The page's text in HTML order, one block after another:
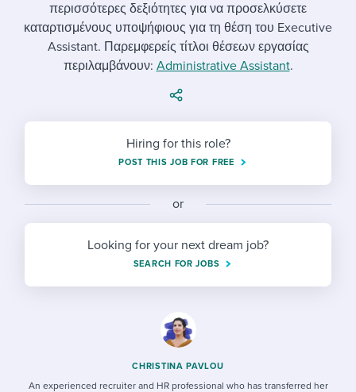
Maintaining hiring pipelines
Developing & retaining people
Ensuring compliance
Finding and attracting people
Establishing an employer brand
Candidate/employee experiences
Policy templates
Onboarding checklists
Step-by-step tutorials
Free ebooks & reports
HR terms
Interview process
Pay & benefits
Modern working life
Overall career resources
Request a demo
περισσότερες δεξιότητες για να προσελκύσετε
καταρτισμένους υποψήφιους για τη θέση του Executive
Assistant. Παρεμφερείς τίτλοι θέσεων εργασίας
περιλαμβάνουν: Administrative Assistant.
Hiring for this role?
POST THIS JOB FOR FREE
or
Looking for your next dream job?
SEARCH FOR JOBS
CHRISTINA PAVLOU
An experienced recruiter and HR professional who has transferred her